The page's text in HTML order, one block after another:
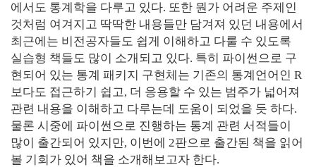
에서도 통계학을 다루고 있다. 또한 뭔가 어려운 주제인
것처럼 여겨지고 딱딱한 내용들만 담겨져 있던 내용에서
최근에는 비전공자들도 쉽게 이해하고 다룰 수 있도록
실습형 책들도 많이 소개되고 있다. 특히 파이썬으로 구
현되어 있는 통계 패키지 구현체는 기존의 통계언어인 R
보다도 접근하기 쉽고, 더 응용할 수 있는 범주가 넓어져
관련 내용을 이해하고 다루는데 도움이 되었을 듯 하다.
물론 시중에 파이썬으로 진행하는 통계 관련 서적들이
많이 출간되어 있지만, 이번에 2판으로 출간된 책을 읽어
볼 기회가 있어 책을 소개해보고자 한다.